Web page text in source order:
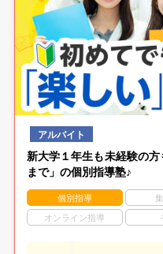
アルバイト
新大学１年生も未経験の
まで」の個別指導塾♪
個別指導
オンライン指導